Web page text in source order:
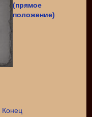
(прямое
положение)
Конец